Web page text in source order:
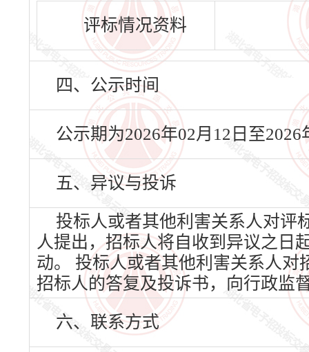
评标情况资料
四、公示时间
公示期为2026年02月12日至
五、异议与投诉
投标人或者其他利害关系人对评
人提出，招标人将自收到异议之日
动。 投标人或者其他利害关系人
招标人的答复及投诉书，向行政监
六、联系方式